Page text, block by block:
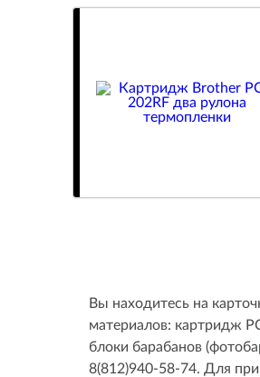
Вы находитесь на
материалов: картридж
блоки барабанов
8(812)940-58-74. Для